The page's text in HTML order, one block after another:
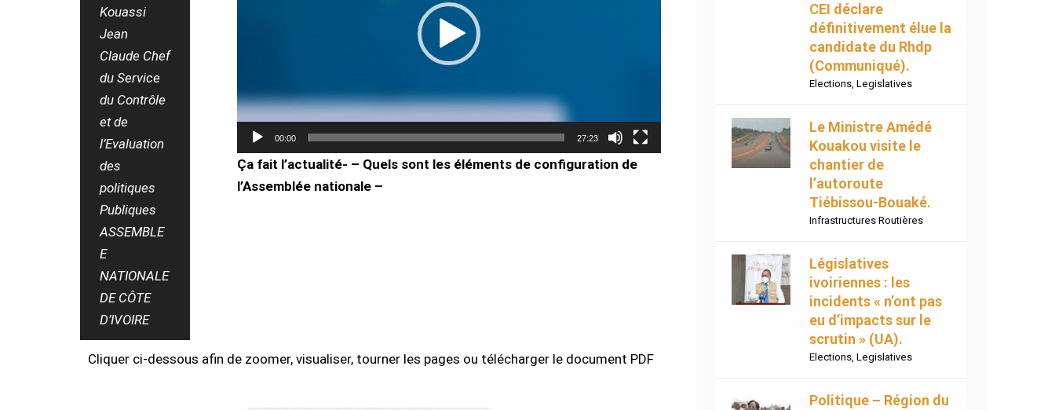
Kouassi
Jean
Claude Chef
du Service
du Contrôle
et de
l’Evaluation
des
politiques
Publiques
ASSEMBLE
E
NATIONALE
DE CÔTE
D’IVOIRE
00:00 27:23
Ça fait l’actualité- – Quels sont les éléments de configuration de
l’Assemblée nationale –
Cliquer ci-dessous afin de zoomer, visualiser, tourner les pages ou télécharger le document PDF
CEI déclare
définitivement élue la
candidate du Rhdp
(Communiqué).
Elections, Legislatives
Le Ministre Amédé
Kouakou visite le
chantier de
l’autoroute
Tiébissou-Bouaké.
Infrastructures Routières
Législatives
ivoiriennes : les
incidents « n’ont pas
eu d’impacts sur le
scrutin » (UA).
Elections, Legislatives
Politique – Région du